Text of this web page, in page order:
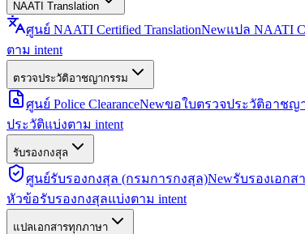
NAATI Translation
ศูนย์ NAATI Certified TranslationNewแปล NAATI
ตาม intent
ตรวจประวัติอาชญากรรม
ศูนย์ Police ClearanceNewขอใบตรวจประวัติอาชญ
ประวัติแบ่งตาม intent
รับรองกงสุล
ศูนย์รับรองกงสุล (กรมการกงสุล)Newรับรองเอก
หัวข้อรับรองกงสุลแบ่งตาม intent
แปลเอกสารทุกภาษา